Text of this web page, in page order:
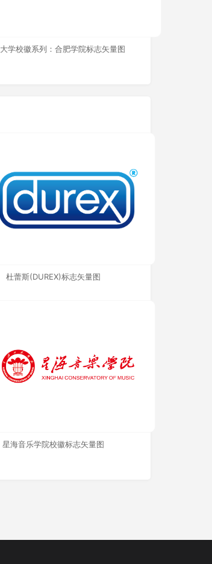
大学校徽系列：合肥学院标志矢量图
杜蕾斯(DUREX)标志矢量图
星海音乐学院校徽标志矢量图